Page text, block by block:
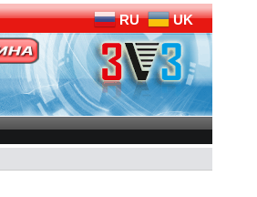
RU UK